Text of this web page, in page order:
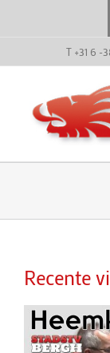
T +31 6 -
Recente